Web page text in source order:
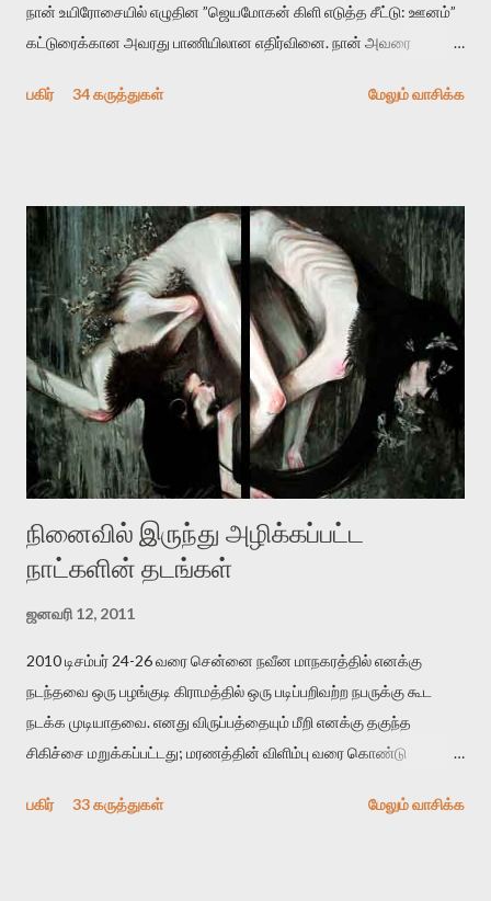
நான் உயிரோசையில் எழுதின ”ஜெயமோகன் கிளி எடுத்த சீட்டு: ஊனம்”
கட்டுரைக்கான அவரது பாணியிலான எதிர்வினை. நான் அவரை
பதிவை படித்த நண்பர்கள் பலரும் அவருக்காக இரக்கப்பட்டார்கள்.
தனது இணையதளத்திலே தொடர்ந்து பதிவு செய்கிறார். உயிர்மை
இன்னும் சில வருடங்களுக்கு தனக்கு எதிராக எழுத்தாளர்களை ஏவி
விட்டபடி இருக்கும் என்று ஒரு அச்சத்தை வெளிப்படுத்தியபடி
இருக்கிறார். அவர் கடுமையான பாதுகாப்பின்மை மனநிலையில் உள்ளார்.
உயிர்மை அவரை தாக்க உத்தேசித்தாலும் இல்லை என்றாலும்
ஜெயமோகன் அந்த பிரமையால் தொடர்ந்து அச்சுறுத்தலுக்கு உள்ளாகி
உள்ளார். உங்களை பற்றின இந்த தாக்குதல் கூட இதன் வெளிப்பாடு தான்”.
உண்மையே! ராக்கி படத்தில் குத்துச்சண்டை வீரராக வரும் சில்வெஸ்டர்
ஓரிடத்தில் சொல்வார்: ...
பகிர் 34 கருத்துகள் மேலும் வாசிக்க
நினைவில் இருந்து அழிக்கப்பட்ட
நாட்களின் தடங்கள்
ஜனவரி 12, 2011
2010 டிசம்பர் 24-26 வரை சென்னை நவீன மாநகரத்தில் எனக்கு
நடந்தவை ஒரு பழங்குடி கிராமத்தில் ஒரு படிப்பறிவற்ற நபருக்கு கூட
நடக்க முடியாதவை. எனது விருப்பத்தையும் மீறி எனக்கு தகுந்த
சிகிச்சை மறுக்கப்பட்டது; மரணத்தின் விளிம்பு வரை கொண்டு
பகிர்
33 கருத்துகள் மேலும் வாசிக்க